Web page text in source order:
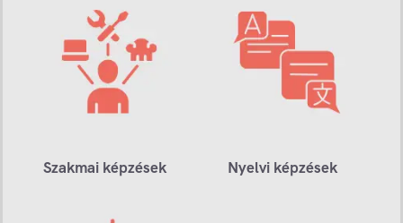
Szakmai képzések Nyelvi képzések